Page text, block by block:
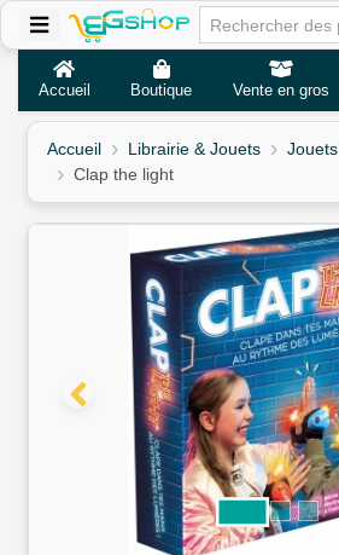
Accueil Boutique Vente en gros
Accueil Librairie & Jouets
Clap the light